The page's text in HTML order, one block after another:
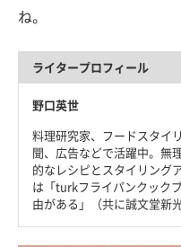
ね。
ライタープロフィール
野口英世
料理研究家、フードスタイ
聞、広告などで活躍中。無
的なレシピとスタイリング
は「turkフライパンクック
由がある」（共に誠文堂新